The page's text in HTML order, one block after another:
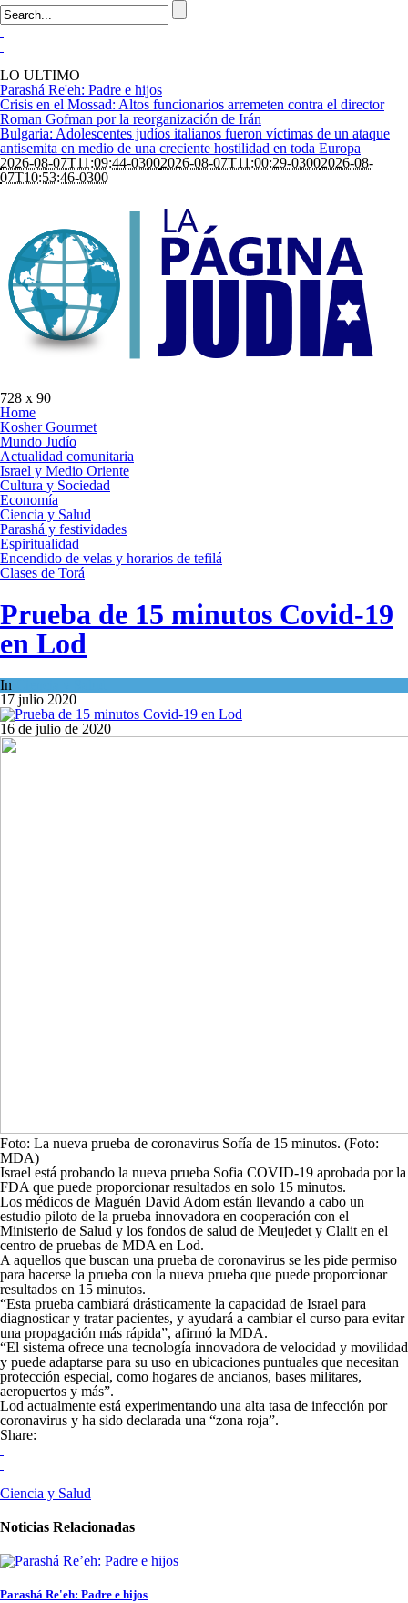
LO ULTIMO
Parashá Re'eh: Padre e hijos
Crisis en el Mossad: Altos funcionarios arremeten contra el director
Roman Gofman por la reorganización de Irán
Bulgaria: Adolescentes judíos italianos fueron víctimas de un ataque
antisemita en medio de una creciente hostilidad en toda Europa
2026-08-07T11:09:44-03002026-08-07T11:00:29-03002026-08-
07T10:53:46-0300
728 x 90
Home
Kosher Gourmet
Mundo Judío
Actualidad comunitaria
Israel y Medio Oriente
Cultura y Sociedad
Economía
Ciencia y Salud
Parashá y festividades
Espiritualidad
Encendido de velas y horarios de tefilá
Clases de Torá
Prueba de 15 minutos Covid-19
en Lod
In
17 julio 2020
16 de julio de 2020
Foto: La nueva prueba de coronavirus Sofía de 15 minutos. (Foto:
MDA)
Israel está probando la nueva prueba Sofia COVID-19 aprobada por la
FDA que puede proporcionar resultados en solo 15 minutos.
Los médicos de Maguén David Adom están llevando a cabo un
estudio piloto de la prueba innovadora en cooperación con el
Ministerio de Salud y los fondos de salud de Meujedet y Clalit en el
centro de pruebas de MDA en Lod.
A aquellos que buscan una prueba de coronavirus se les pide permiso
para hacerse la prueba con la nueva prueba que puede proporcionar
resultados en 15 minutos.
“Esta prueba cambiará drásticamente la capacidad de Israel para
diagnosticar y tratar pacientes, y ayudará a cambiar el curso para evitar
una propagación más rápida”, afirmó la MDA.
“El sistema ofrece una tecnología innovadora de velocidad y movilidad
y puede adaptarse para su uso en ubicaciones puntuales que necesitan
protección especial, como hogares de ancianos, bases militares,
aeropuertos y más”.
Lod actualmente está experimentando una alta tasa de infección por
coronavirus y ha sido declarada una “zona roja”.
Share:
Ciencia y Salud
Noticias Relacionadas
Parashá Re'eh: Padre e hijos